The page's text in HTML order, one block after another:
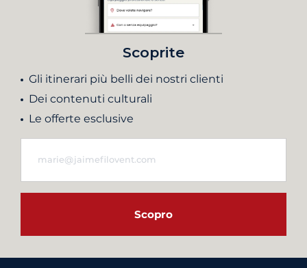
Scoprite
Gli itinerari più belli dei nostri clienti
Dei contenuti culturali
Le offerte esclusive
Scopro